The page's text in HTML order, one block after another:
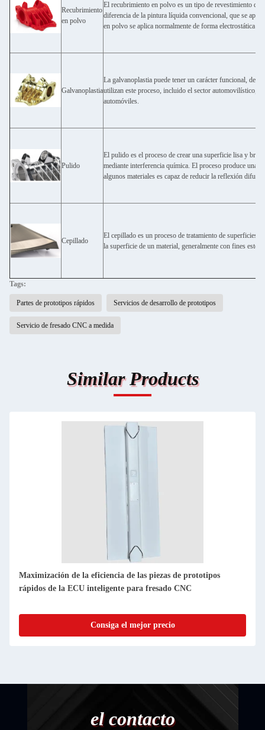
Recubrimiento
en polvo
El recubrimiento en polvo es un tipo de revestimiento
diferencia de la pintura líquida convencional, que se
en polvo se aplica normalmente de forma electrostática
Galvanoplastia
La galvanoplastia puede tener un carácter funcional,
utilizan este proceso, incluido el sector automovilístico,
automóviles.
Pulido
El pulido es el proceso de crear una superficie lisa y
mediante interferencia química. El proceso produce una
algunos materiales es capaz de reducir la reflexión difusa.
Cepillado
El cepillado es un proceso de tratamiento de superficies
la superficie de un material, generalmente con fines
Tags:
Partes de prototipos rápidos Servicios de desarrollo de prototipos
Servicio de fresado CNC a medida
Similar Products
Fresado CNC avanzado para la fabricación de prototipos de
ECUs inteligentes
Consiga el mejor precio
el contacto